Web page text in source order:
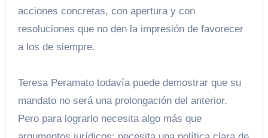
acciones concretas, con apertura y con
resoluciones que no den la impresión de favorecer
a los de siempre.
Teresa Peramato todavía puede demostrar que su
mandato no será una prolongación del anterior.
Pero para lograrlo necesita algo más que